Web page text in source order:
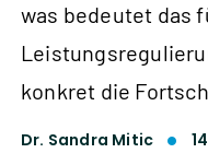
was bedeutet das
konkret die
Dr. Sandra Mitic